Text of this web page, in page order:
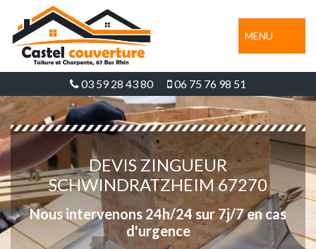
MENU
03 59 28 43 80 06 75 76 98 51
DEVIS ZINGUEUR
SCHWINDRATZHEIM 67270
Nous intervenons 24h/24 sur 7j/7 en cas
d'urgence